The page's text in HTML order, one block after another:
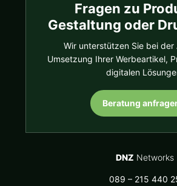
Fragen zu
Gestaltung oder
Wir unterstützen Sie bei der
Umsetzung Ihrer Werbeartikel,
digitalen
Beratung
DNZ Networks
089 – 215 440